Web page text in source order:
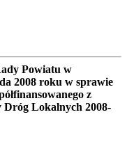
Powiatu w
2008 roku w sprawie
z
Lokalnych 2008-